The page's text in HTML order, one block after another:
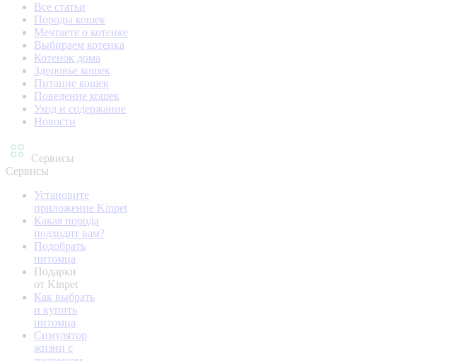
Все статьи
Породы кошек
Мечтаете о котенке
Выбираем котенка
Котенок дома
Здоровье кошек
Питание кошек
Поведение кошек
Уход и содержание
Новости
Сервисы
Сервисы
Установите
приложение Kinpet
Какая порода
подходит вам?
Подобрать
питомца
Подарки
от Kinpet
Как выбрать
и купить
питомца
Симулятор
жизни с